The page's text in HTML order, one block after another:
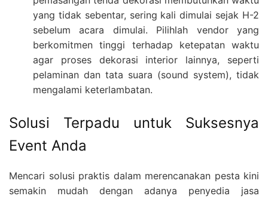
yang tidak sebentar, sering kali dimulai sejak H-2
sebelum acara dimulai. Pilihlah vendor yang
berkomitmen tinggi terhadap ketepatan waktu
agar proses dekorasi interior lainnya, seperti
pelaminan dan tata suara (sound system), tidak
mengalami keterlambatan.
Solusi Terpadu untuk Suksesnya
Event Anda
Mencari solusi praktis dalam merencanakan pesta kini
semakin mudah dengan adanya penyedia jasa